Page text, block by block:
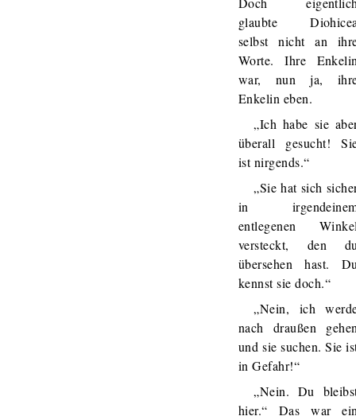
glaubte
selbst nicht an
Worte. Ihre
war, nun ja,
Enkelin eben.
„Ich habe sie
überall gesucht!
ist nirgends.“
„Sie hat sich
in
entlegenen
versteckt, den
übersehen hast.
kennst sie doch.“
„Nein, ich
nach draußen
und sie suchen. Sie
in Gefahr!“
„Nein. Du
hier.“ Das war